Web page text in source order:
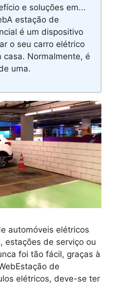
e soluções em...
estação de
é um dispositivo
o seu carro elétrico
Normalmente, é
uma.
automóveis elétricos
estações de serviço ou
foi tão fácil, graças à
de
elétricos, deve-se ter